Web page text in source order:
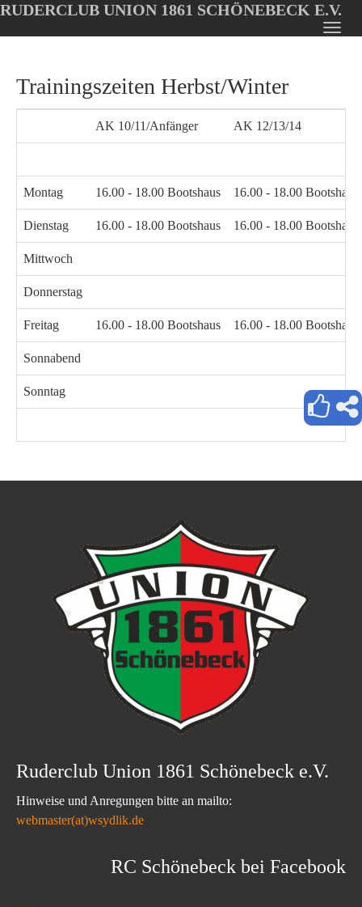
Oops, an error occurred! Code: 202608061926181df32738
main
RUDERCLUB UNION 1861 SCHÖNEBECK E.V.
Trainingszeiten Herbst/Winter
AK 10/11/Anfänger AK 12/13/14
Montag 16.00 - 18.00 Bootshaus 16.00 - 18.00 Bootshaus
Dienstag 16.00 - 18.00 Bootshaus 16.00 - 18.00 Bootshaus
Mittwoch
Donnerstag
Freitag 16.00 - 18.00 Bootshaus 16.00 - 18.00 Bootshaus
Sonnabend
Sonntag
Ruderclub Union 1861 Schönebeck e.V.
Hinweise und Anregungen bitte an mailto:
webmaster(at)wsydlik.de
RC Schönebeck bei Facebook